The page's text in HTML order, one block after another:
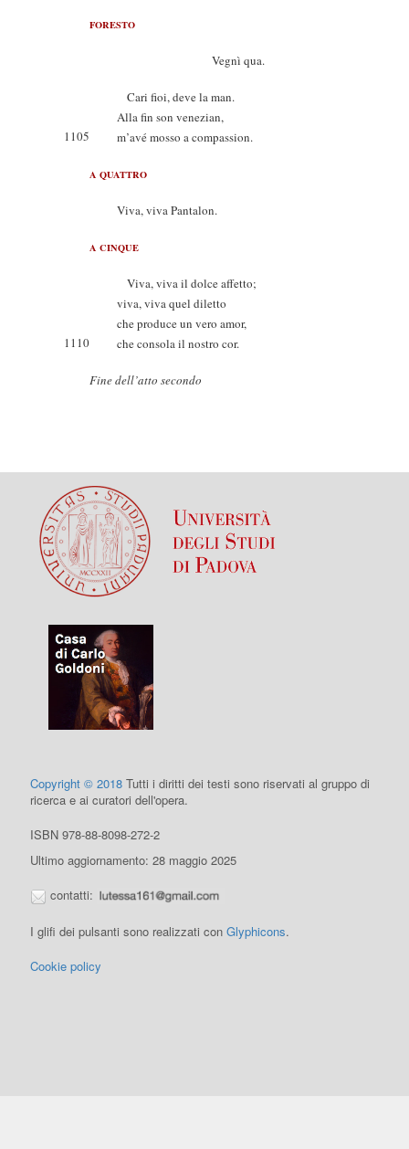
FORESTO
Vegnì qua.
Cari fioi, deve la man.
Alla fin son venezian,
1105
m’avé mosso a compassion.
A QUATTRO
Viva, viva Pantalon.
A CINQUE
Viva, viva il dolce affetto;
viva, viva quel diletto
che produce un vero amor,
1110
che consola il nostro cor.
Fine dell’atto secondo
Copyright © 2018 Tutti i diritti dei testi sono riservati al gruppo di
ricerca e ai curatori dell'opera.
ISBN 978-88-8098-272-2
Ultimo aggiornamento: 28 maggio 2025
contatti:
I glifi dei pulsanti sono realizzati conGlyphicons.
Cookie policy